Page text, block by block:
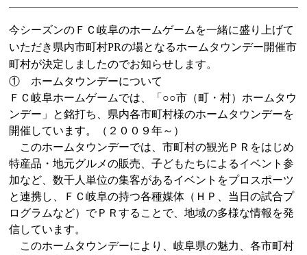
今シーズンのＦＣ岐阜のホームゲームを一緒に盛り上げて
いただき県内市町村PRの場となるホームタウンデー開催市
町村が決定しましたのでお知らせします。
① ホームタウンデーについて
ＦＣ岐阜ホームゲームでは、「○○市（町・村）ホームタウ
ンデー」と銘打ち、県内各市町村様のホームタウンデーを
開催しています。（２００９年～）
このホームタウンデーでは、市町村の観光ＰＲをはじめ
特産品・地元グルメの販売、子どもたちによるイベント参
加など、数千人単位の集客があるイベントをプロスポーツ
と連携し、ＦＣ岐阜の持つ各種媒体（ＨＰ、当日の試合プ
ログラムなど）でＰＲすることで、地域の多様な情報を発
信しています。
このホームタウンデーにより、岐阜県の魅力、各市町村